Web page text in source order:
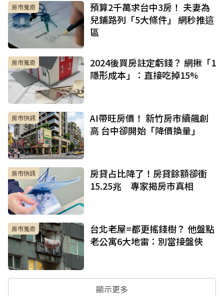
房市蒐奇
預算2千萬求台中3房！ 夫妻為
兒鋪路列「5大條件」 網秒推這
區
房市蒐奇
2024後買房註定虧錢？ 網揪「1
隱形成本」：直接吃掉15%
房市快訊
AI帶旺房價！ 新竹房市續飆創
高 台中卻開始「降價換量」
房市快訊
房貸占比降了！房貸餘額卻衝
15.25兆 專家揭房市真相
房市蒐奇
台北老屋=都更搖錢樹？ 他盤點
老公寓6大地雷：別當接盤俠
顯示更多